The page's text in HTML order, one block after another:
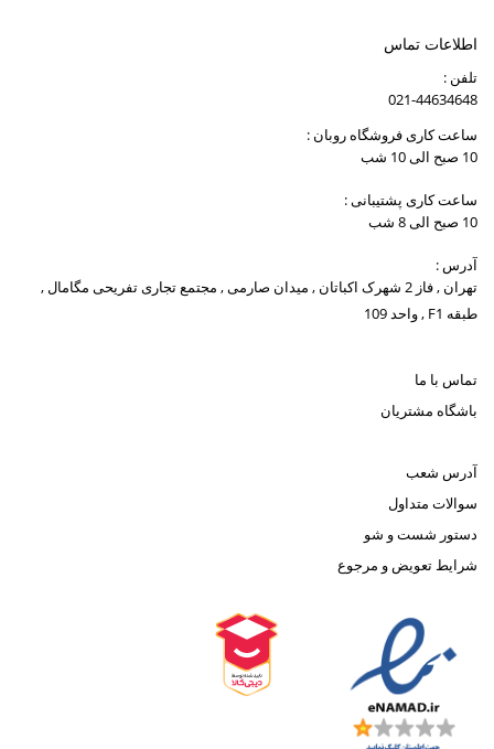
اطلاعات تماس
تلفن :
021-44634648
ساعت کاری فروشگاه روبان :
10 صبح الی 10 شب
ساعت کاری پشتیبانی :
10 صبح الی 8 شب
آدرس :
تهران , فاز 2 شهرک اکباتان , میدان صارمی , مجتمع تجاری تفریحی مگامال ,
طبقه F1 , واحد 109
تماس با ما
باشگاه مشتریان
آدرس شعب
سوالات متداول
دستور شست و شو
شرایط تعویض و مرجوع